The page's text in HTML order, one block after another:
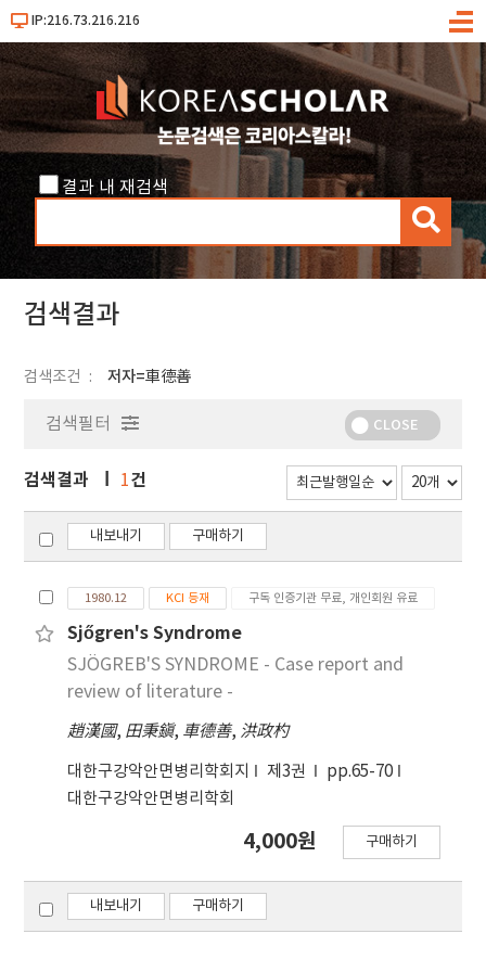
IP:216.73.216.216
메
결과 내 재검색
검
색
검색결과
검색조건 저자=車德善
검색필터 CLOSE
검색결과 1건
내보내기 구매하기
1980.12 KCI 등재 구독 인증기관 무료, 개인회원 유료
Sjőgren's Syndrome
SJÖGREB'S SYNDROME - Case report and
review of literature -
趙漢國, 田秉鎭, 車德善, 洪政杓
대한구강악안면병리학회지 제3권
pp.65-70
대한구강악안면병리학회
4,000원 구매하기
내보내기 구매하기